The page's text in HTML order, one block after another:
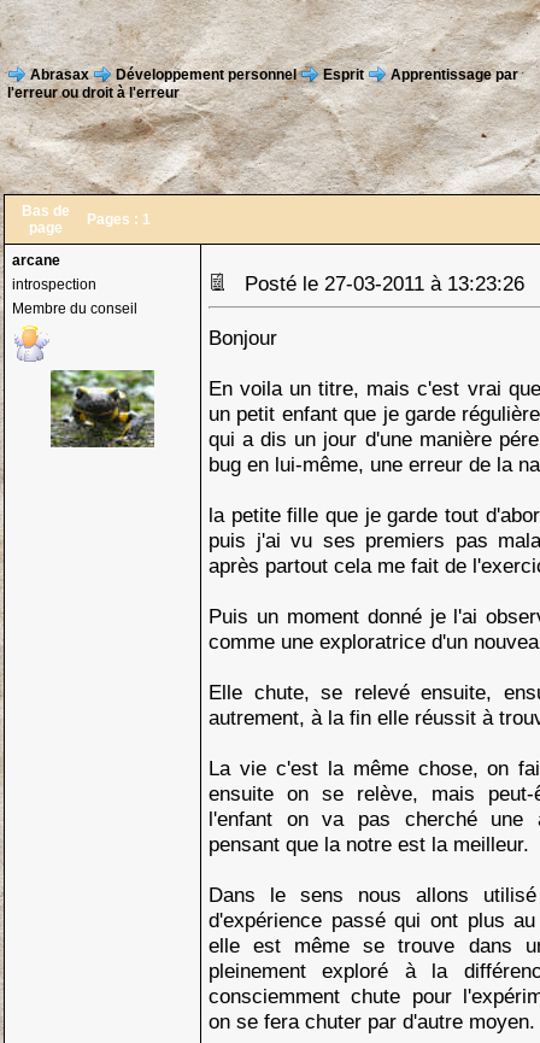
Abrasax Développement personnel Esprit
Apprentissage par
l'erreur ou droit à l'erreur
Bas de
page
Pages : 1
arcane
introspection
Membre du conseil
Posté le 27-03-2011 à
Bonjour
En voila un titre, mais c'est vrai
un petit enfant que je garde
qui a dis un jour d'une manière
bug en lui-même, une erreur de la
la petite fille que je garde tout
puis j'ai vu ses premiers pas
après partout cela me fait de
Puis un moment donné je l'ai
comme une exploratrice d'un
Elle chute, se relevé ensuite,
autrement, à la fin elle réussit à
La vie c'est la même chose, on
ensuite on se relève, mais
l'enfant on va pas cherché une
pensant que la notre est la meilleur.
Dans le sens nous allons
d'expérience passé qui ont plus
elle est même se trouve dans
pleinement exploré à la
consciemment chute pour
on se fera chuter par d'autre moyen.